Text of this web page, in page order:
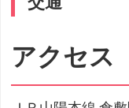
アクセス